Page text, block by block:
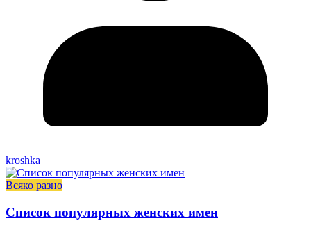
kroshka
Всяко разно
Список популярных женских имен